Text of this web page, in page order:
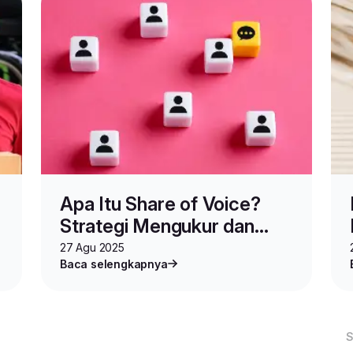
Apa Itu Share of Voice?
Strategi Mengukur dan
Meningkatkan Suara Brand
Anda
27 Agu 2025
Baca selengkapnya